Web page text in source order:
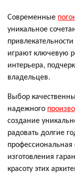
Современные
уникальное
играют ключевую
интерьера,
владельцев.
Выбор
надежного
создание
радовать долгие
профессиональная
изготовления
красоту этих